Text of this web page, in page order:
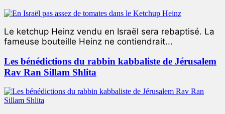
Le ketchup Heinz vendu en Israël sera rebaptisé. La
fameuse bouteille Heinz ne contiendrait...
Les bénédictions du rabbin kabbaliste de Jérusalem
Rav Ran Sillam Shlita